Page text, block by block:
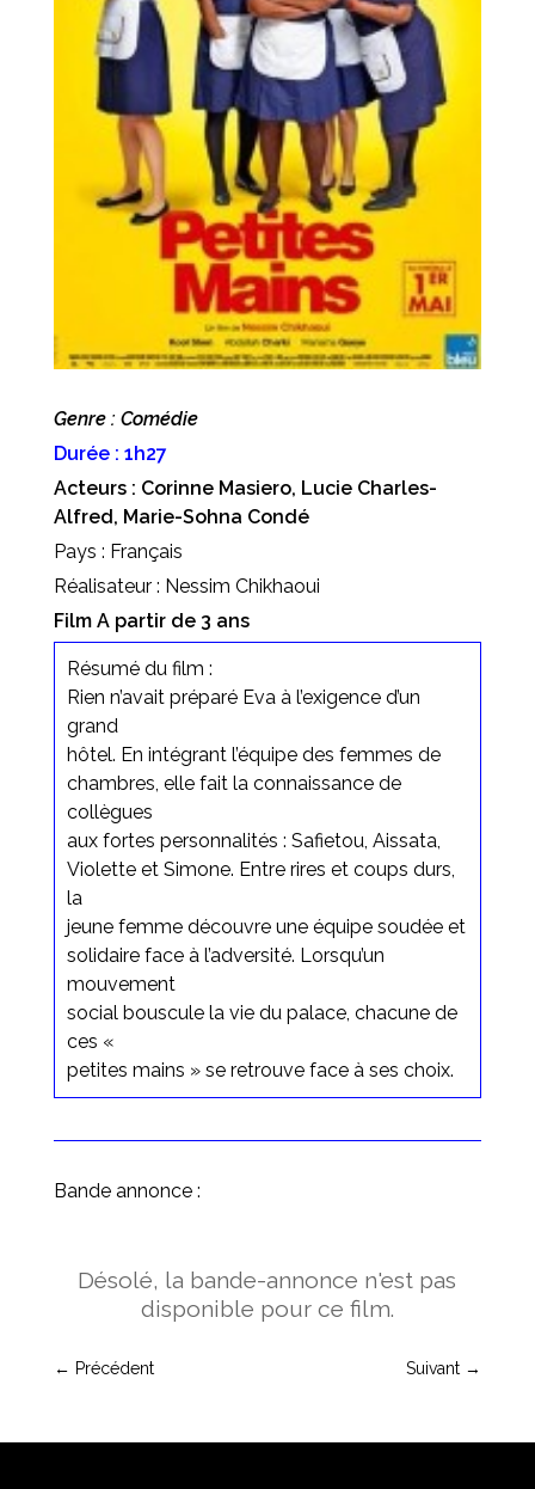
Genre : Comédie
Durée : 1h27
Acteurs : Corinne Masiero, Lucie Charles-
Alfred, Marie-Sohna Condé
Pays : Français
Réalisateur : Nessim Chikhaoui
Film A partir de 3 ans
Résumé du film :
Rien n’avait préparé Eva à l’exigence d’un
grand
hôtel. En intégrant l’équipe des femmes de
chambres, elle fait la connaissance de
collègues
aux fortes personnalités : Safietou, Aissata,
Violette et Simone. Entre rires et coups durs,
la
jeune femme découvre une équipe soudée et
solidaire face à l’adversité. Lorsqu’un
mouvement
social bouscule la vie du palace, chacune de
ces «
petites mains » se retrouve face à ses choix.
Bande annonce :
Désolé, la bande-annonce n'est pas
disponible pour ce film.
← Précédent Suivant →